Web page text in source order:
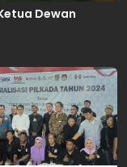
Dewan